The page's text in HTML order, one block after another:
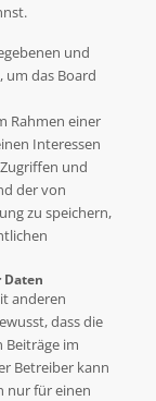
und
um das Board
Rahmen einer
Interessen
und
der von
zu speichern,
Daten
anderen
dass die
Beiträge im
Betreiber kann
nur für einen